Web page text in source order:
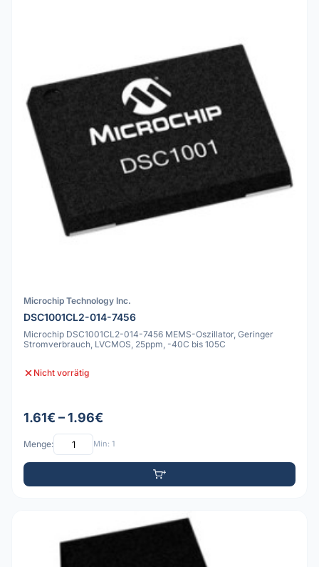
Microchip Technology Inc.
DSC1001CL2-014-7456
Microchip DSC1001CL2-014-7456 MEMS-Oszillator, Geringer
Stromverbrauch, LVCMOS, 25ppm, -40C bis 105C
Nicht vorrätig
1.61€ – 1.96€
Menge: Min: 1